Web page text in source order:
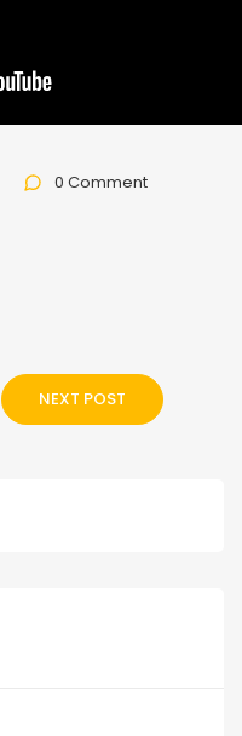
0 Comment
NEXT POST